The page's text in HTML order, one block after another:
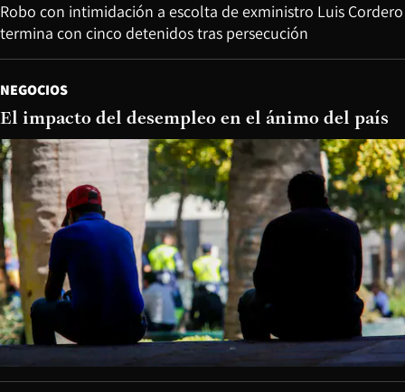
Robo con intimidación a escolta de exministro Luis Cordero
termina con cinco detenidos tras persecución
NEGOCIOS
El impacto del desempleo en el ánimo del país